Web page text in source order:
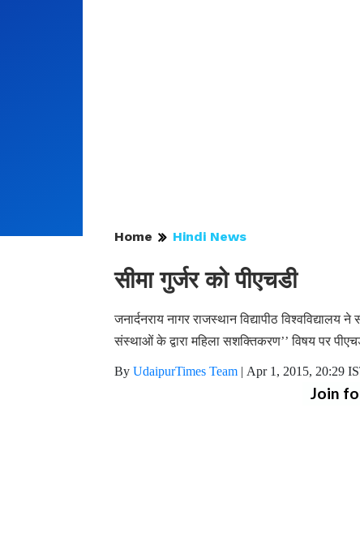
Home Hindi News
सीमा गुर्जर को पीएचडी
जनार्दनराय नागर राजस्थान विद्यापीठ
संस्थाओं के द्वारा महिला सशक्तिकरण’’ विषय पर
By UdaipurTimes Team | Apr 1, 2015, 20:29
Join